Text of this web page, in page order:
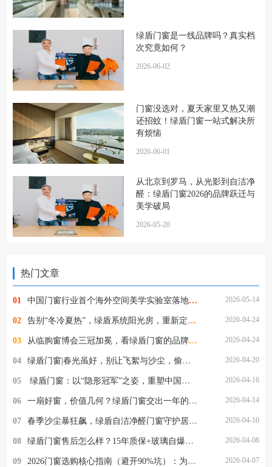
绿盾门窗是一线品牌吗？真实档
次究竟如何？
2026-06-02
门窗没选对，夏天家里又热又潮
还招蚊！绿盾门窗一站式解决所
有烦恼
2026-06-01
从北京到罗马，从光影到自洁净
醛：绿盾门窗2026的品牌跃迁与
美学破局
2026-05-20
热门文章
01 中国门窗行业首个海外空间美学实验室落地罗马，绿盾门窗的这一步，为何意义非凡？ 2026-05-14
02 告别“冬冷夏热”，绿盾系统阳光房，重新定义“与自然为邻” 2026-04-24
03 从临朐窗博会三冠加冕，看绿盾门窗的品牌定力与破局之道 2026-04-24
04 绿盾门窗|春光虽好，别让飞絮与沙尘，偷走家人的健康 2026-04-20
05 ​ 绿盾门窗：以“隐形冠军”之姿，重塑中国高端门窗新格局 2026-04-16
06 一扇好窗，价值几何？绿盾门窗交出一年的使用答卷 2026-04-14
07 春季沙尘暴狂飙，绿盾自洁净醛门窗守护居家清净 2026-04-10
08 绿盾门窗售后怎么样？15年质保+玻璃自爆全赔，这保障够硬核！ 2026-04-08
09 2026门窗选购核心指南（避开90%坑）：为什么懂行的人都选绿盾门窗？ 2026-04-07